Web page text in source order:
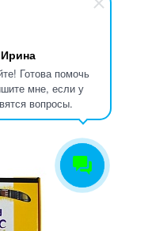
Ирина
Готова помочь
мне, если у
вопросы.
Rowney